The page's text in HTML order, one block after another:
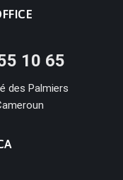
10 65
des Palmiers